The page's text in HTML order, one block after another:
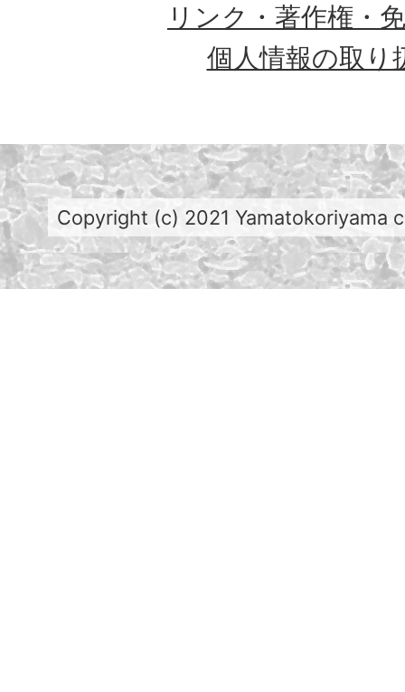
リンク・著作権・
個人情報の取り
Copyright (c) 2021 Yamatokoriyama